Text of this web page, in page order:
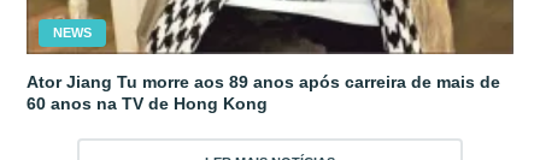
NEWS
Ator Jiang Tu morre aos 89 anos após carreira de mais de
60 anos na TV de Hong Kong